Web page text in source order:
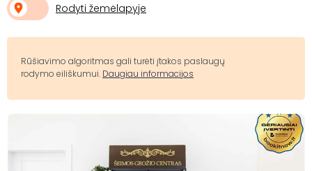
Rodyti žemėlapyje
Rūšiavimo algoritmas gali turėti įtakos paslaugų
rodymo eiliškumui. Daugiau informacijos